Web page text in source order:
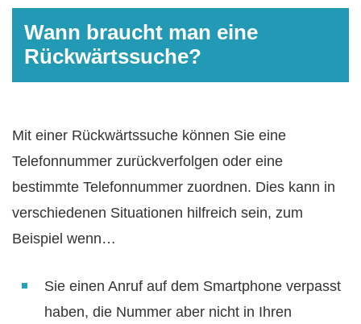
Wann braucht man eine
Rückwärtssuche?
Mit einer Rückwärtssuche können Sie eine
Telefonnummer zurückverfolgen oder eine
bestimmte Telefonnummer zuordnen. Dies kann in
verschiedenen Situationen hilfreich sein, zum
Beispiel wenn…
Sie einen Anruf auf dem Smartphone verpasst
haben, die Nummer aber nicht in Ihren